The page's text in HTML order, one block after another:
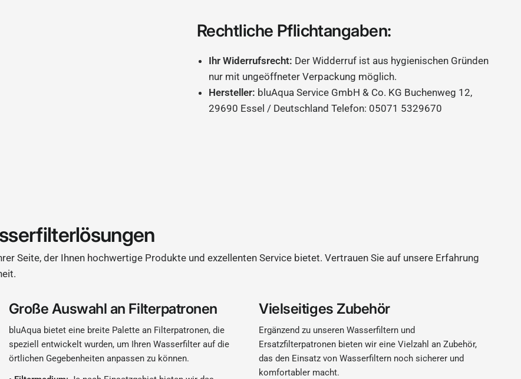
Rechtliche Pflichtangaben:
Ihr Widerrufsrecht: Der Widderruf ist aus hygienischen Gründen
nur mit ungeöffneter Verpackung möglich.
Hersteller: bluAqua Service GmbH & Co. KG Buchenweg 12,
29690 Essel / Deutschland Telefon: 05071 5329670
Seite, der Ihnen hochwertige Produkte und exzellenten Service bietet. Vertrauen Sie auf unsere Erfahrung
Große Auswahl an Filterpatronen
bluAqua bietet eine breite Palette an Filterpatronen, die
speziell entwickelt wurden, um Ihren Wasserfilter auf die
örtlichen Gegebenheiten anpassen zu können.
Vielseitiges Zubehör
Ergänzend zu unseren Wasserfiltern und
Ersatzfilterpatronen bieten wir eine Vielzahl an Zubehör,
das den Einsatz von Wasserfiltern noch sicherer und
komfortabler macht.